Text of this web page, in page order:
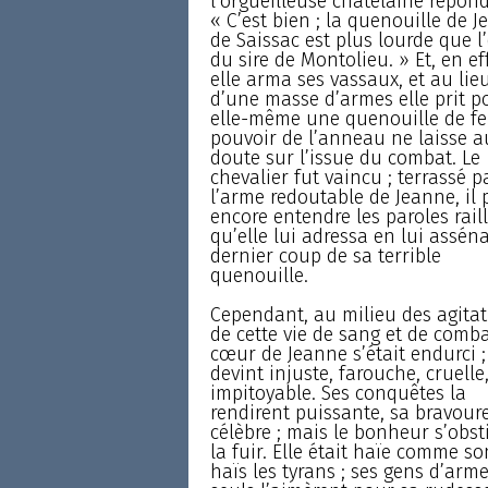
« C’est bien ; la quenouille de
de Saissac est plus lourde que
du sire de Montolieu. » Et, en
elle arma ses vassaux, et au lieu
d’une masse d’armes elle prit
elle-même une quenouille de
pouvoir de l’anneau ne laisse
doute sur l’issue du combat. Le
chevalier fut vaincu ; terrassé
l’arme redoutable de Jeanne, il
encore entendre les paroles
qu’elle lui adressa en lui
dernier coup de sa terrible
quenouille.
Cependant, au milieu des
de cette vie de sang et de
cœur de Jeanne s’était endurci
devint injuste, farouche, cruelle,
impitoyable. Ses conquêtes la
rendirent puissante, sa
célèbre ; mais le bonheur
la fuir. Elle était haïe comme
haïs les tyrans ; ses gens